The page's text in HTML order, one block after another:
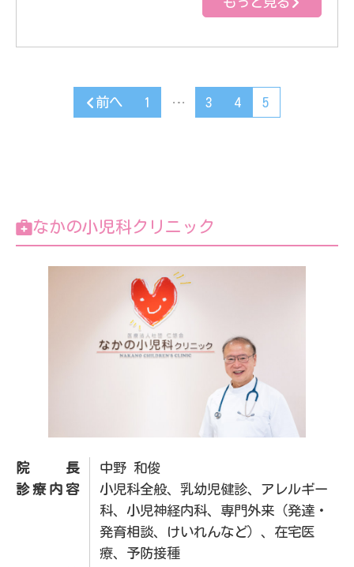
前へ 1 … 3 4 5
なかの小児科クリニック
院長
中野 和俊
診療内容
小児科全般、乳幼児健診、アレルギー
科、小児神経内科、専門外来（発達・
発育相談、けいれんなど）、在宅医
療、予防接種